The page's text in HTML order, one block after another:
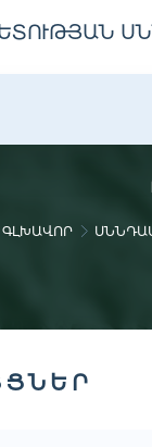
ԳԼԽԱՎՈՐ